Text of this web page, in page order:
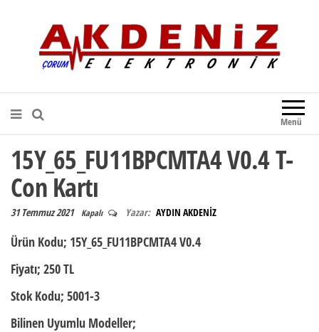
Akdeniz Elektronik
Teknik Destek, Kaliteli Hizmet |
Çorum Elektronik Firması
Menü
15Y_65_FU11BPCMTA4 V0.4 T-
Con Kartı
31 Temmuz 2021 Kapalı Yazar: AYDIN AKDENİZ
Ürün Kodu; 15Y_65_FU11BPCMTA4 V0.4
Fiyatı; 250 TL
Stok Kodu; 5001-3
Bilinen Uyumlu Modeller;